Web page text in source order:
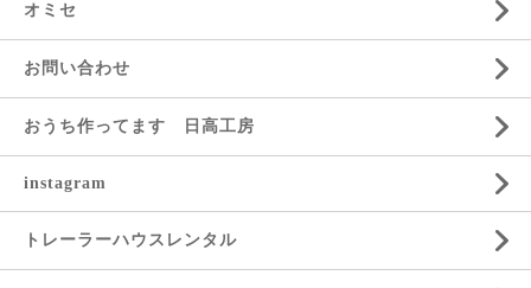
オミセ
お問い合わせ
おうち作ってます 日高工房
instagram
トレーラーハウスレンタル